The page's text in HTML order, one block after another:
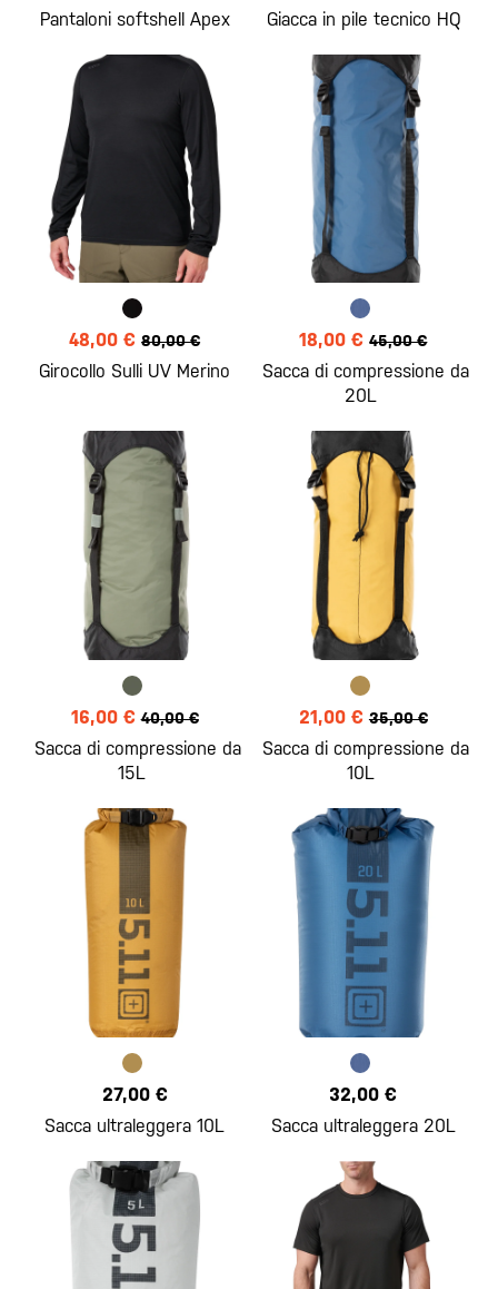
Pantaloni softshell Apex
Giacca in pile tecnico HQ
48,00 € 80,00 €
Girocollo Sulli UV Merino
18,00 € 45,00 €
Sacca di compressione da
20L
16,00 € 40,00 €
Sacca di compressione da
15L
21,00 € 35,00 €
Sacca di compressione da
10L
27,00 €
Sacca ultraleggera 10L
32,00 €
Sacca ultraleggera 20L